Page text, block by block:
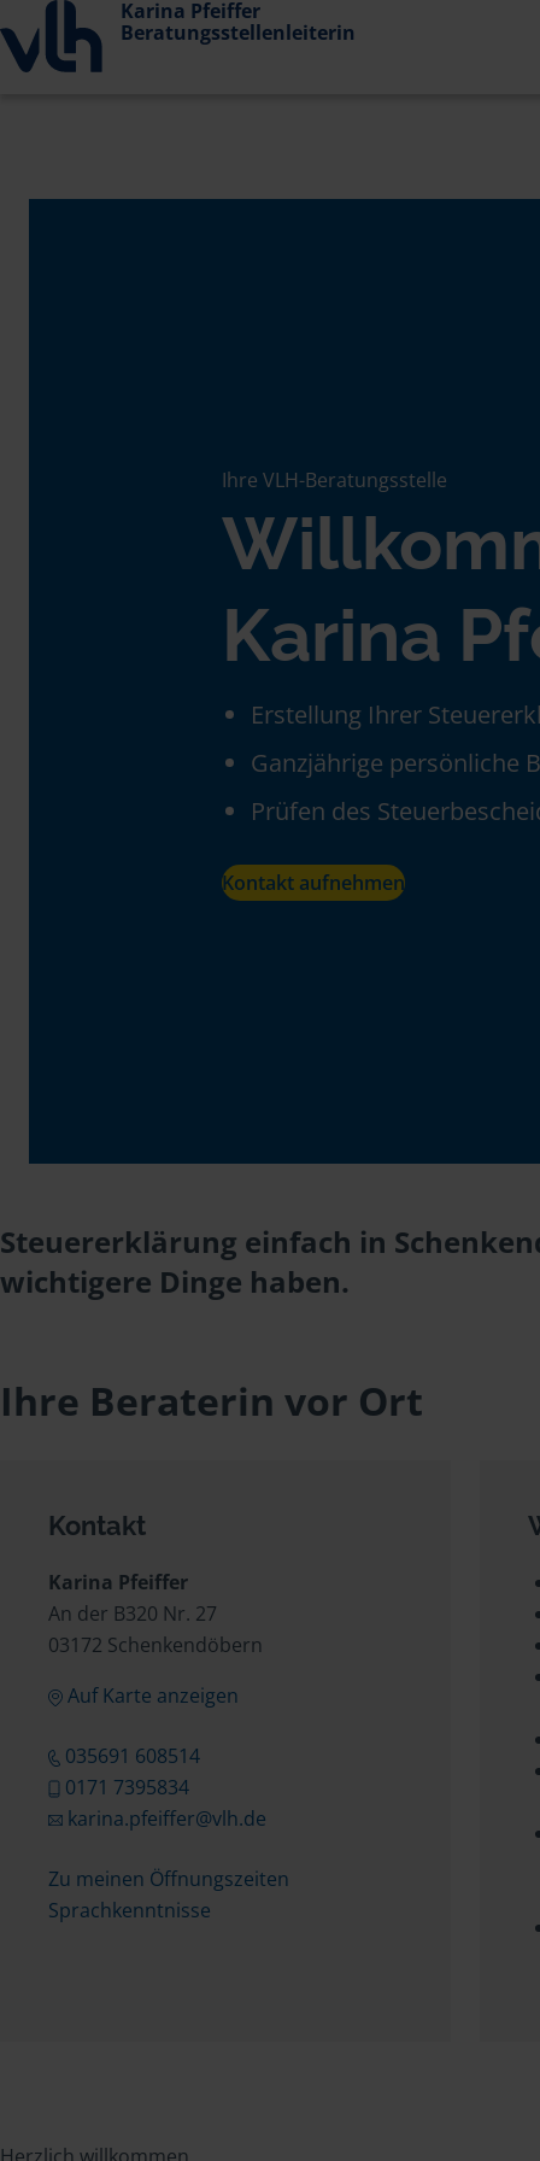
Karina Pfeiffer
Beratungsstellenleiterin
Ihre VLH-Beratungsstelle
Karina
Erstellung Ihrer
Ganzjährige persönliche
Prüfen des
Kontakt aufnehmen
Steuererklärung einfach in
wichtigere Dinge haben.
Ihre Beraterin vor Ort
Kontakt
Karina Pfeiffer
An der B320 Nr. 27
03172 Schenkendöbern
Auf Karte anzeigen
035691 608514
0171 7395834
karina.pfeiffer@vlh.de
Zu meinen Öffnungszeiten
Sprachkenntnisse